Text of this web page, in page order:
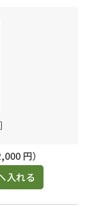
円）
入れる